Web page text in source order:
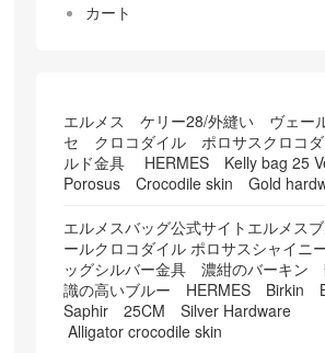
カート
エルメス ケリー28/外縫い ヴェー
セ クロコダイル ポロサスクロコ
ルド金具 HERMES Kelly bag 25
Porosus Crocodile skin Gold
エルメスバッグ公式サイトエルメス
ールクロコダイル ポロサスシャイニ
ッグシルバー金具 濃紺のバーキン
識の高いブルー HERMES Birkin
Saphir 25CM Silver Hardware
Alligator crocodile skin